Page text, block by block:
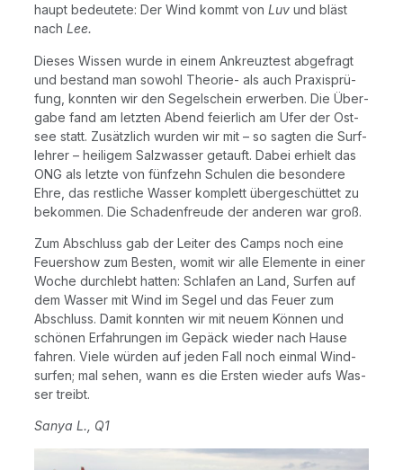
haupt bedeu­te­te: Der Wind kommt von Luv und bläst
nach Lee.
Die­ses Wis­sen wur­de in einem Ankreuz­test abge­fragt
und bestand man sowohl Theo­rie- als auch Pra­xis­prü­
fung, konn­ten wir den Segel­schein erwer­ben. Die Über­
ga­be fand am letz­ten Abend fei­er­lich am Ufer der Ost­
see statt. Zusätz­lich wur­den wir mit – so sag­ten die Sur­f­
leh­rer – hei­li­gem Salz­was­ser getauft. Dabei erhielt das
ONG als letz­te von fünf­zehn Schu­len die beson­de­re
Ehre, das rest­li­che Was­ser kom­plett über­ge­schüt­tet zu
bekom­men. Die Scha­den­freu­de der ande­ren war groß.
Zum Abschluss gab der Lei­ter des Camps noch eine
Feu­er­show zum Bes­ten, womit wir alle Ele­men­te in einer
Woche durch­lebt hat­ten: Schla­fen an Land, Sur­fen auf
dem Was­ser mit Wind im Segel und das Feu­er zum
Abschluss. Damit konn­ten wir mit neu­em Kön­nen und
schö­nen Erfah­run­gen im Gepäck wie­der nach Hau­se
fah­ren. Vie­le wür­den auf jeden Fall noch ein­mal Wind­
sur­fen; mal sehen, wann es die Ers­ten wie­der aufs Was­
ser treibt.
Sanya L., Q1